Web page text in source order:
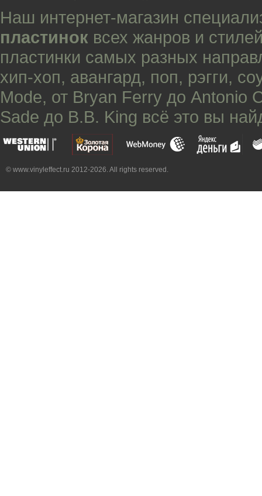
Наш интернет-магазин
пластинок всех жанров и
пластинки самых разных
хип-хоп, авангард, поп, рэгги,
Mode, от Bryan Ferry до Antonio
Sade до B.B. King всё это вы
© www.vinyleffect.ru 2012-2026. All rights reserved.